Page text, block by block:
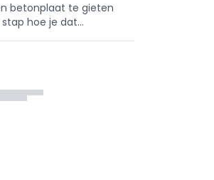
betonplaat te gieten
hoe je dat